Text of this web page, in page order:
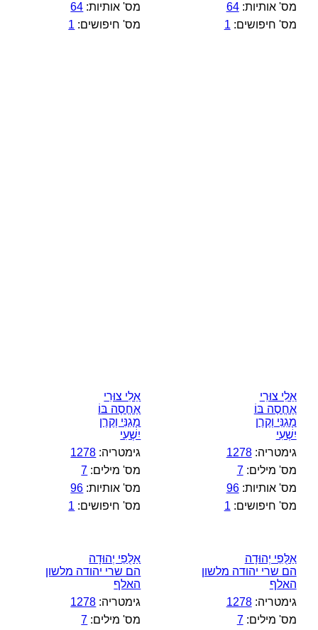
מס' אותיות:64
מס' חיפושים: 1
מס' אותיות: 64
מס' חיפושים: 1
אֵלִי צוּרִי
אֶחֱסֶה בּוֹ
מָגִנִּי וְקֶרֶן
יִשְׁעִי
גימטריה:1278
מס' מילים:7
מס' אותיות:96
מס' חיפושים: 1
אֵלִי צוּרִי
אֶחֱסֶה בּוֹ
מָגִנִּי וְקֶרֶן
יִשְׁעִי
גימטריה: 1278
מס' מילים: 7
מס' אותיות: 96
מס' חיפושים: 1
אַלֻּפֵי יְהוּדָה
הם שרי יהודה מלשון
האלף
גימטריה:1278
מס' מילים:7
אַלֻּפֵי יְהוּדָה
הם שרי יהודה מלשון
האלף
גימטריה: 1278
מס' מילים: 7